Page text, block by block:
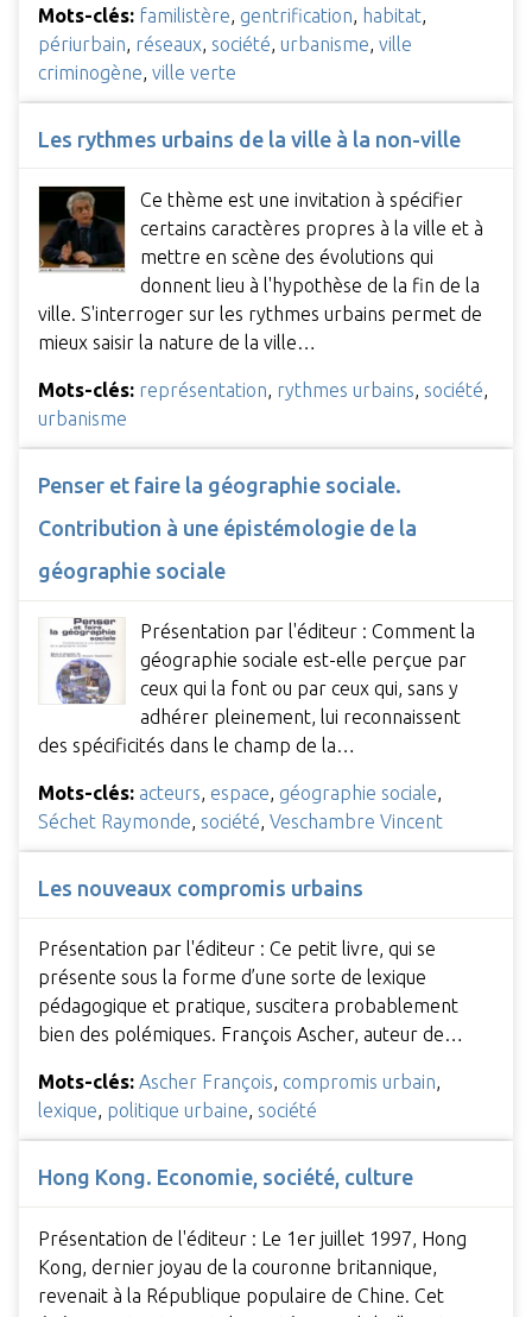
Mots-clés: familistère gentrification habitat
périurbain réseaux société urbanisme ville
criminogène ville verte
Les rythmes urbains de la ville à la non-ville
Ce thème est une invitation à spécifier
certains caractères propres à la ville et à
mettre en scène des évolutions qui
donnent lieu à l'hypothèse de la fin de la
ville. S'interroger sur les rythmes urbains permet de
mieux saisir la nature de la ville…
Mots-clés: représentation, rythmes urbains, société,
urbanisme
Penser et faire la géographie sociale.
Contribution à une épistémologie de la
géographie sociale
Présentation par l'éditeur : Comment la
géographie sociale est-elle perçue par
ceux qui la font ou par ceux qui, sans y
adhérer pleinement, lui reconnaissent
des spécificités dans le champ de la…
Mots-clés: acteurs, espace, géographie sociale,
Séchet Raymonde, société, Veschambre Vincent
Les nouveaux compromis urbains
Présentation par l'éditeur : Ce petit livre, qui se
présente sous la forme d’une sorte de lexique
pédagogique et pratique, suscitera probablement
bien des polémiques. François Ascher, auteur de…
Mots-clés: Ascher François, compromis urbain,
lexique, politique urbaine, société
Hong Kong. Economie, société, culture
Présentation de l'éditeur : Le 1er juillet 1997, Hong
Kong, dernier joyau de la couronne britannique,
revenait à la République populaire de Chine. Cet